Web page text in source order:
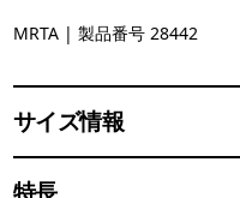
Moonrise Taupe
MRTA | 製品番号 28442
サイズ情報